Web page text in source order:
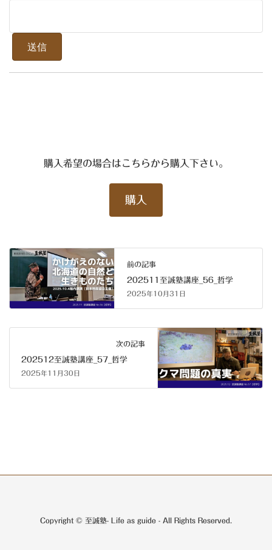
購入希望の場合はこちらから購入下さい。
購入
前の記事
202511至誠塾講座_56_哲学
2025年10月31日
次の記事
202512至誠塾講座_57_哲学
2025年11月30日
Copyright © 至誠塾- Life as guide - All Rights Reserved.